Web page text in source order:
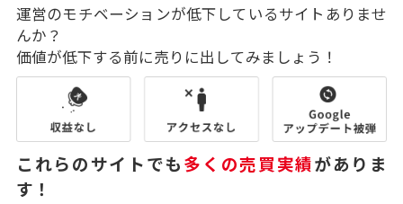
運営のモチベーションが低下しているサイトありませ
んか？
価値が低下する前に売りに出してみましょう！
これらのサイトでも多くの売買実績がありま
す！